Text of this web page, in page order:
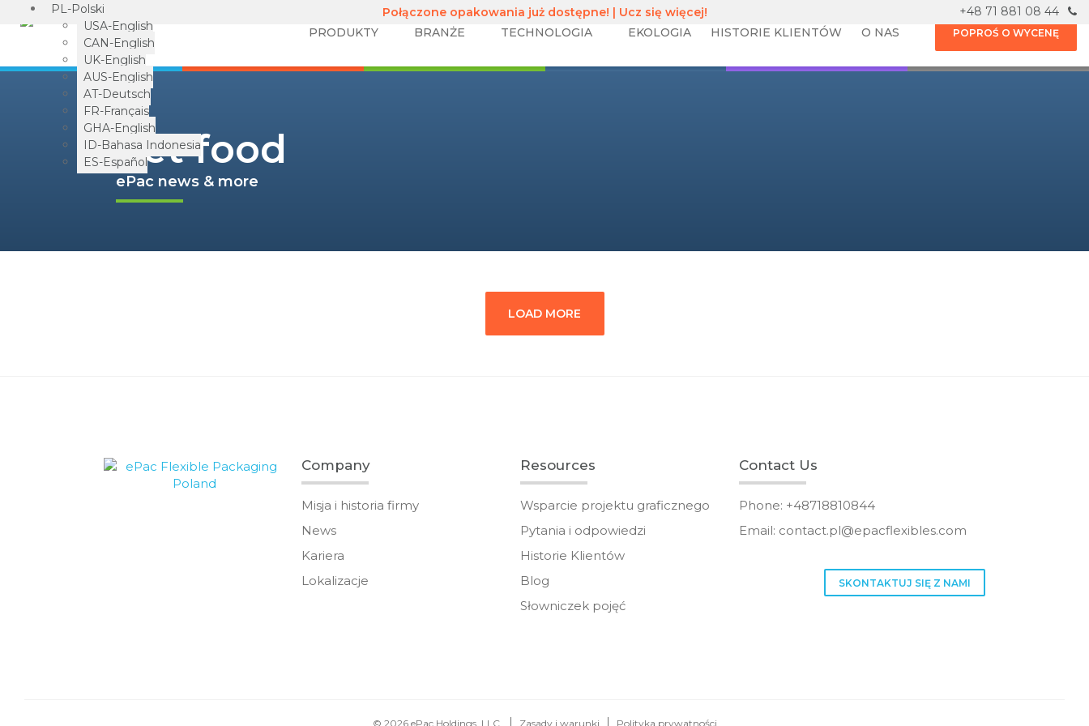
PL-Polski
USA-English
CAN-English
UK-English
AUS-English
AT-Deutsch
FR-Français
GHA-English
ID-Bahasa Indonesia
ES-Español
Połączone opakowania już dostępne! | Ucz się więcej!
+48 71 881 08 44
PRODUKTY
BRANŻE TECHNOLOGIA EKOLOGIA HISTORIE KLIENTÓW O NAS POPROŚ O WYCENĘ
pet food
ePac news & more
LOAD MORE
Company
Misja i historia firmy
News
Kariera
Lokalizacje
Resources
Wsparcie projektu graficznego
Pytania i odpowiedzi
Historie Klientów
Blog
Słowniczek pojęć
Contact Us
Phone: +48718810844
Email: contact.pl@epacflexibles.com
SKONTAKTUJ SIĘ Z NAMI
© 2026 ePac Holdings, LLC. Zasady i warunki Polityka prywatności